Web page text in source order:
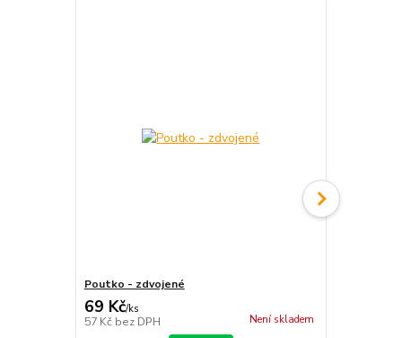
Poutko - zdvojené
69 Kč/ks
57 Kč bez DPH Není skladem